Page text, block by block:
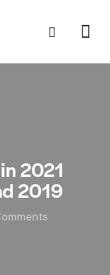
2021
2019